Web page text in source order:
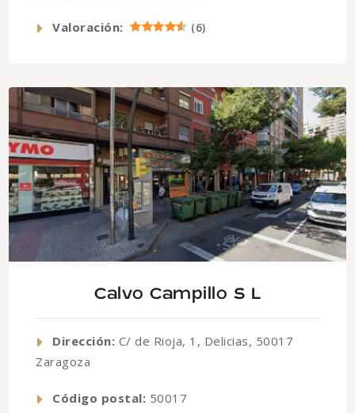
Valoración: (6)
Calvo Campillo S L
Dirección: C/ de Rioja, 1, Delicias, 50017
Zaragoza
Código postal: 50017